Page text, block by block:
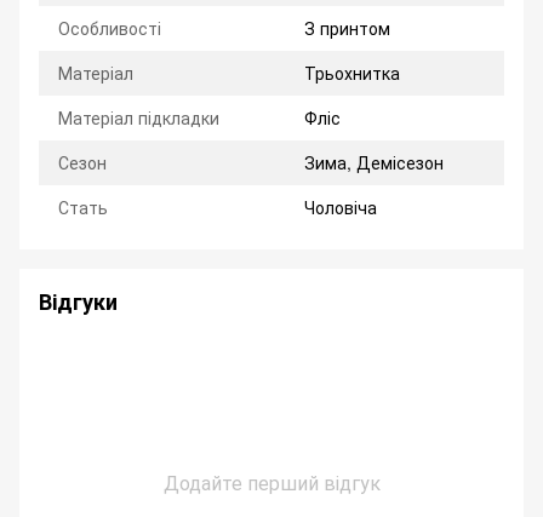
Особливості
З принтом
Матеріал
Трьохнитка
Матеріал підкладки
Фліс
Сезон
Зима, Демісезон
Стать
Чоловіча
Відгуки
Додайте перший відгук